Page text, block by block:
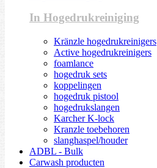
In Hogedrukreiniging
Kränzle hogedrukreinigers
Active hogedrukreinigers
foamlance
hogedruk sets
koppelingen
hogedruk pistool
hogedrukslangen
Karcher K-lock
Kranzle toebehoren
slanghaspel/houder
ADBL - Bulk
Carwash producten